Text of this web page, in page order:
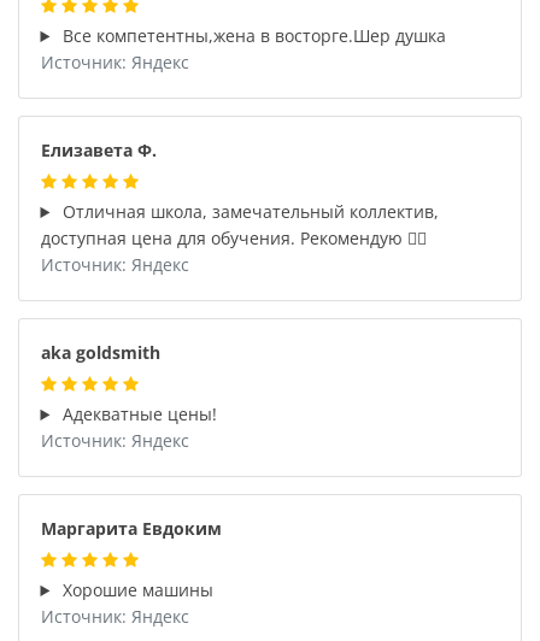
Все компетентны,жена в восторге.Шер душка
Источник: Яндекс
Елизавета Ф.
Отличная школа, замечательный коллектив,
доступная цена для обучения. Рекомендую 👍🏼
Источник: Яндекс
aka goldsmith
Адекватные цены!
Источник: Яндекс
Маргарита Евдоким
Хорошие машины
Источник: Яндекс